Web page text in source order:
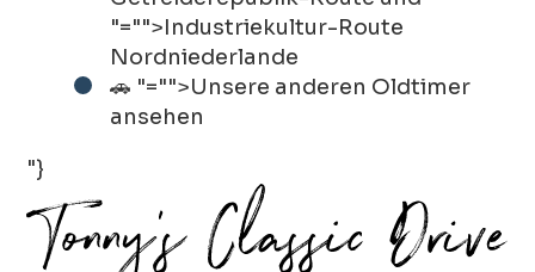
"="">Industriekultur-Route
Nordniederlande
🚗 "="">Unsere anderen Oldtimer
ansehen
"}